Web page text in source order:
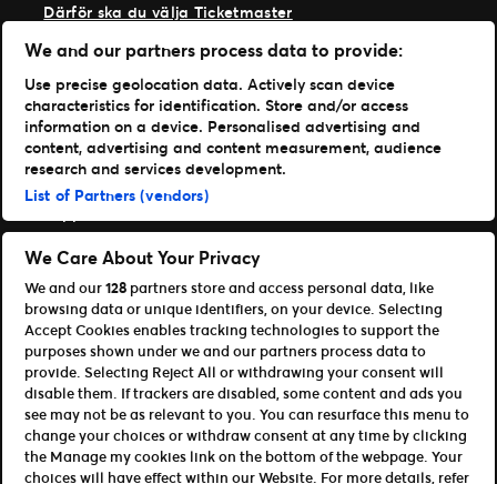
Därför ska du välja Ticketmaster
Vi på Ticketmaster
Vår historia
Jobba hos oss
Materialspecifikationer
Läs mer
Nyheter
Logga in på TM1
Content Hub
Våra appar
Ticketmaster
TM1 Reports
Partnerskap & Affiliates
Bli affiliate / partner
We and our partners process data to provide:
Use precise geolocation data. Actively scan device
characteristics for identification. Store and/or access
information on a device. Personalised advertising and
content, advertising and content measurement, audience
research and services development.
List of Partners (vendors)
We Care About Your Privacy
We and our128 partners store and access personal data, like
browsing data or unique identifiers, on your device. Selecting
Accept Cookies enables tracking technologies to support the
purposes shown under we and our partners process data to
provide. Selecting Reject All or withdrawing your consent will
disable them. If trackers are disabled, some content and ads you
see may not be as relevant to you. You can resurface this menu to
change your choices or withdraw consent at any time by clicking
the Manage my cookies link on the bottom of the webpage. Your
choices will have effect within our Website. For more details, refer